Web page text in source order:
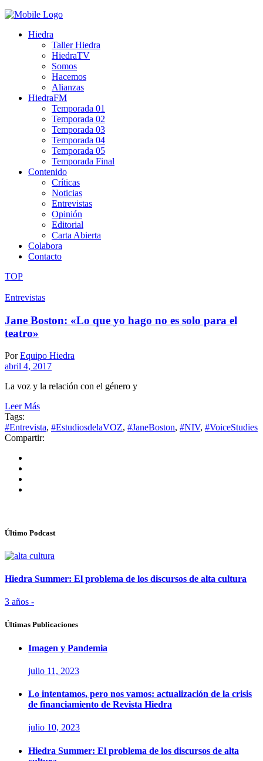
Hiedra
Taller Hiedra
HiedraTV
Somos
Hacemos
Alianzas
HiedraFM
Temporada 01
Temporada 02
Temporada 03
Temporada 04
Temporada 05
Temporada Final
Contenido
Críticas
Noticias
Entrevistas
Opinión
Editorial
Carta Abierta
Colabora
Contacto
TOP
Entrevistas
Jane Boston: «Lo que yo hago no es solo para el
teatro»
PorEquipo Hiedra
abril 4, 2017
La voz y la relación con el género y
Leer Más
Tags:
#Entrevista, #EstudiosdelaVOZ, #JaneBoston, #NIV, #VoiceStudies
Compartir:
Último Podcast
Hiedra Summer: El problema de los discursos de alta cultura
3 años -
Últimas Publicaciones
Imagen y Pandemia
julio 11, 2023
Lo intentamos, pero nos vamos: actualización de la crisis
de financiamiento de Revista Hiedra
julio 10, 2023
Hiedra Summer: El problema de los discursos de alta